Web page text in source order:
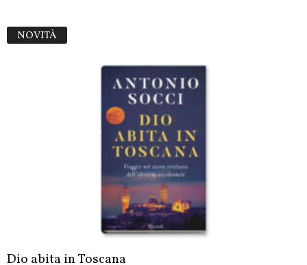
NOVITÀ
Dio abita in Toscana